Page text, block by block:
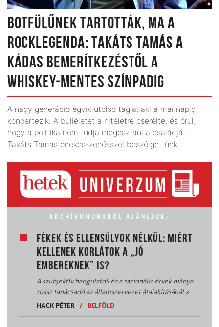
BOTFÜLŰNEK TARTOTTÁK, MA A
ROCKLEGENDA: TAKÁTS TAMÁS A
KÁDAS BEMERÍTKEZÉSTŐL A
WHISKEY-MENTES SZÍNPADIG
A nagy generáció egyik utolsó tagja, aki a mai napig
koncertezik. A buliéletet a hitéletre cserélte, és örül,
hogy a politika nem tudja megosztani a családját.
Takáts Tamás énekes-zenésszel beszélgettünk.
ARCHÍVUMUNKBÓL AJÁNLJUK:
FÉKEK ÉS ELLENSÚLYOK NÉLKÜL: MIÉRT
KELLENEK KORLÁTOK A „JÓ
EMBEREKNEK” IS?
A szubjektív hangulatok és a racionális érvek hiánya
rossz tanácsadó az államszervezet átalakításánál»
HACK PÉTER
/ BELFÖLD